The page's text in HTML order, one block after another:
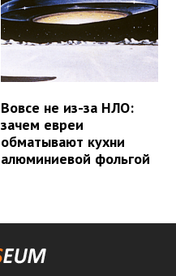
Вовсе не из-за НЛО:
зачем евреи
обматывают кухни
алюминиевой фольгой